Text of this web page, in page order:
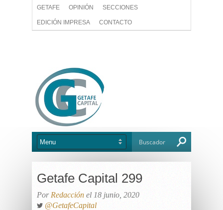
GETAFE OPINIÓN SECCIONES
EDICIÓN IMPRESA CONTACTO
Getafe Capital 299
Por Redacción el 18 junio, 2020
@GetafeCapital